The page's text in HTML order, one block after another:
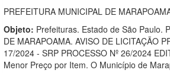
PREFEITURA MUNICIPAL DE
Objeto: Prefeituras. Estado de São Paulo.
DE MARAPOAMA. AVISO DE LICITAÇÃO
17/2024 - SRP PROCESSO Nº 26/2024
Menor Preço por Item. O Município de